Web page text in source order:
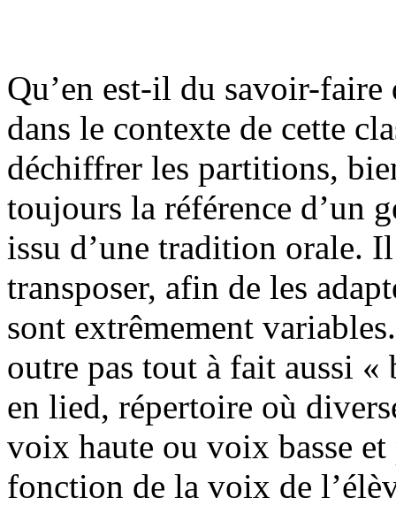
Qu’en est-il du savoir-faire
dans le contexte de cette
déchiffrer les partitions,
toujours la référence d’un
issu d’une tradition orale.
transposer, afin de les
sont extrêmement
outre pas tout à fait aussi «
en lied, répertoire où
voix haute ou voix basse
fonction de la voix de